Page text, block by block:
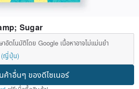
Sugar
อัตโนมัติโดย Google เนื้อหาอาจไม่แม่นยำ
(ญี่ปุ่น)
ค้าอื่นๆ ของดีไซเนอร์